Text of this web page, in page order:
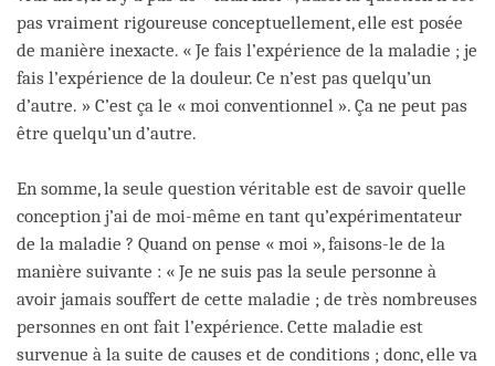
pas vraiment rigoureuse conceptuellement, elle est posée
de manière inexacte. « Je fais l’expérience de la maladie ; je
fais l’expérience de la douleur. Ce n’est pas quelqu’un
d’autre. » C’est ça le « moi conventionnel ». Ça ne peut pas
être quelqu’un d’autre.
En somme, la seule question véritable est de savoir quelle
conception j’ai de moi-même en tant qu’expérimentateur
de la maladie ? Quand on pense « moi », faisons-le de la
manière suivante : « Je ne suis pas la seule personne à
avoir jamais souffert de cette maladie ; de très nombreuses
personnes en ont fait l’expérience. Cette maladie est
survenue à la suite de causes et de conditions ; donc, elle va